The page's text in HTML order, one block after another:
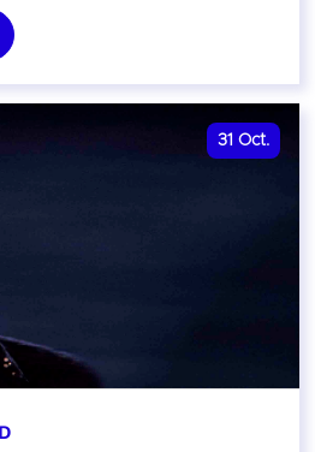
31 Oct.